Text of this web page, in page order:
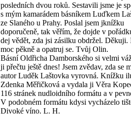
posledních dvou roků. Sestavili jsme je
s mým kamarádem básníkem Luďkem
ze Slaného u Prahy. Poslal jsem jknížku
doporučeně, tak věřím, že dojde v
dej vědět, zda jsi zásilku obdržel. Děkuji.
moc pěkně a opatruj se. Tvůj Olin.
Básní Oldřicha Damborského si velmi
ji přečtu ještě dnes! Jsem zvědav, zda se
autor Luděk Laštovka vyrovná. Knížku
Zdenka Měřičková a vydala ji Věra
116 stránek nudloidního formátu a v
V podobném formátu kdysi vycházelo
Divoké víno. L. H.